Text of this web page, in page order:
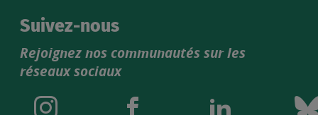
Suivez-nous
Rejoignez nos communautés sur les
réseaux sociaux